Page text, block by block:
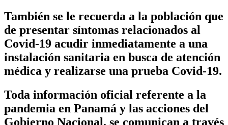
También se le recuerda a la población que
de presentar síntomas relacionados al
Covid-19 acudir inmediatamente a una
instalación sanitaria en busca de atención
médica y realizarse una prueba Covid-19.
Toda información oficial referente a la
pandemia en Panamá y las acciones del
Gobierno Nacional, se comunican a través